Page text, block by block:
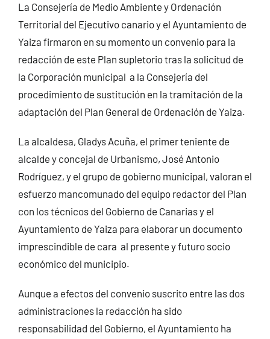
La Consejería de Medio Ambiente y Ordenación
Territorial del Ejecutivo canario y el Ayuntamiento de
Yaiza firmaron en su momento un convenio para la
redacción de este Plan supletorio tras la solicitud de
la Corporación municipal a la Consejería del
procedimiento de sustitución en la tramitación de la
adaptación del Plan General de Ordenación de Yaiza.
La alcaldesa, Gladys Acuña, el primer teniente de
alcalde y concejal de Urbanismo, José Antonio
Rodríguez, y el grupo de gobierno municipal, valoran el
esfuerzo mancomunado del equipo redactor del Plan
con los técnicos del Gobierno de Canarias y el
Ayuntamiento de Yaiza para elaborar un documento
imprescindible de cara al presente y futuro socio
económico del municipio.
Aunque a efectos del convenio suscrito entre las dos
administraciones la redacción ha sido
responsabilidad del Gobierno, el Ayuntamiento ha